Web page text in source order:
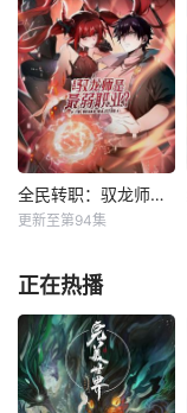
全民转职：驭龙师是最弱职业？动态漫
更新至第94集
正在热播